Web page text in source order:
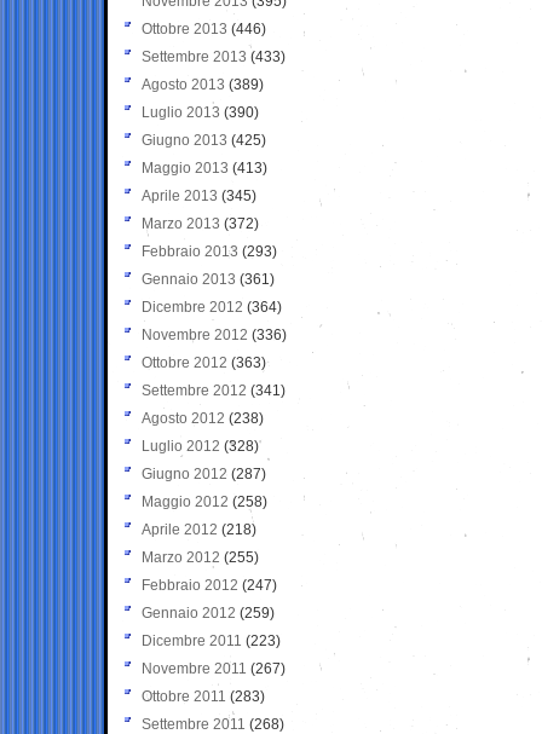
Ottobre 2013 (446)
Settembre 2013 (433)
Agosto 2013 (389)
Luglio 2013 (390)
Giugno 2013 (425)
Maggio 2013 (413)
Aprile 2013 (345)
Marzo 2013 (372)
Febbraio 2013 (293)
Gennaio 2013 (361)
Dicembre 2012 (364)
Novembre 2012 (336)
Ottobre 2012 (363)
Settembre 2012 (341)
Agosto 2012 (238)
Luglio 2012 (328)
Giugno 2012 (287)
Maggio 2012 (258)
Aprile 2012 (218)
Marzo 2012 (255)
Febbraio 2012 (247)
Gennaio 2012 (259)
Dicembre 2011 (223)
Novembre 2011 (267)
Ottobre 2011 (283)
Settembre 2011 (268)